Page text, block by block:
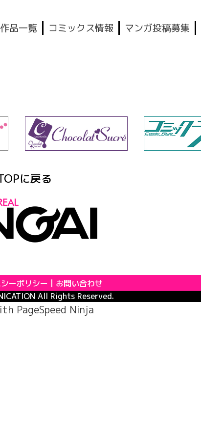
作品一覧 コミックス情報 マンガ投稿募集
に戻る
ーポリシー
お問い合わせ
All Rights Reserved.
PageSpeed Ninja